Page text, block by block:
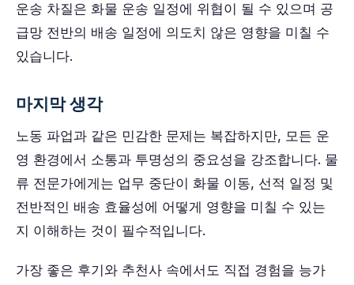
운송 차질은 화물 운송 일정에 위협이 될 수 있으며 공
급망 전반의 배송 일정에 의도치 않은 영향을 미칠 수
있습니다.
마지막 생각
노동 파업과 같은 민감한 문제는 복잡하지만, 모든 운
영 환경에서 소통과 투명성의 중요성을 강조합니다. 물
류 전문가에게는 업무 중단이 화물 이동, 선적 일정 및
전반적인 배송 효율성에 어떻게 영향을 미칠 수 있는
지 이해하는 것이 필수적입니다.
가장 좋은 후기와 추천사 속에서도 직접 경험을 능가